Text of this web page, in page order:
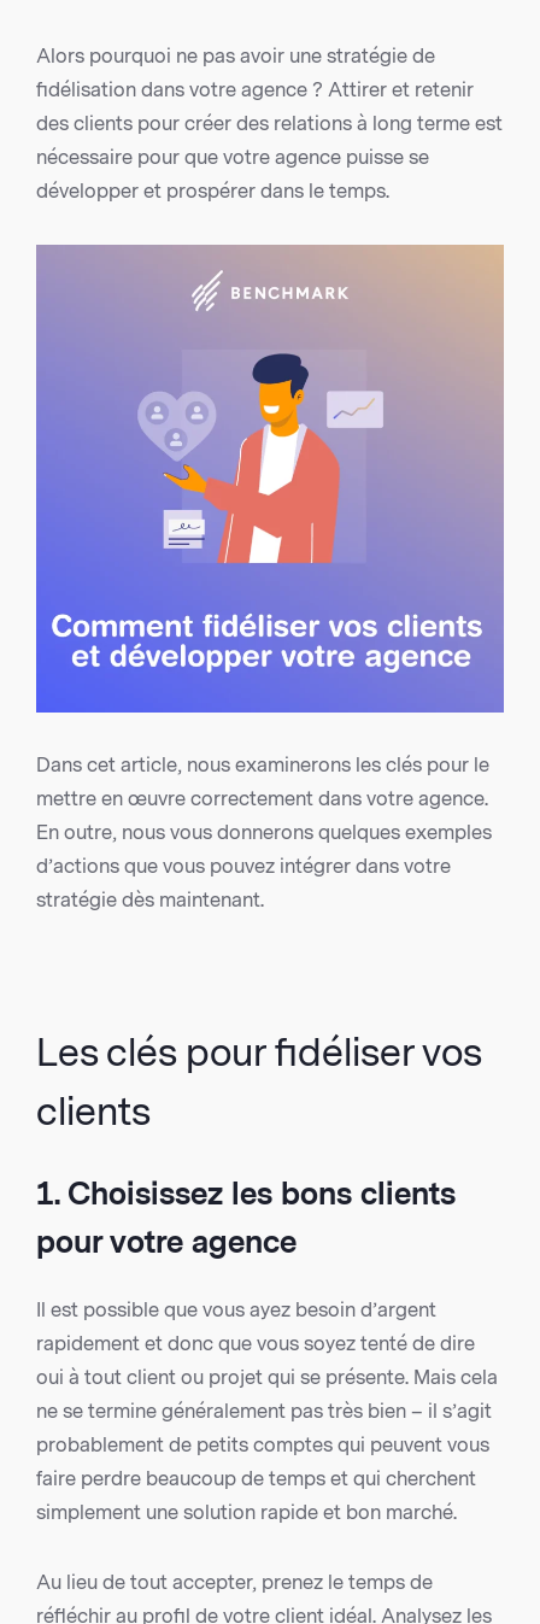
Alors pourquoi ne pas avoir une stratégie de
fidélisation dans votre agence ? Attirer et retenir
des clients pour créer des relations à long terme est
nécessaire pour que votre agence puisse se
développer et prospérer dans le temps.
Dans cet article, nous examinerons les clés pour le
mettre en œuvre correctement dans votre agence.
En outre, nous vous donnerons quelques exemples
d’actions que vous pouvez intégrer dans votre
stratégie dès maintenant.
Les clés pour fidéliser vos
clients
1. Choisissez les bons clients
pour votre agence
Il est possible que vous ayez besoin d’argent
rapidement et donc que vous soyez tenté de dire
oui à tout client ou projet qui se présente. Mais cela
ne se termine généralement pas très bien – il s’agit
probablement de petits comptes qui peuvent vous
faire perdre beaucoup de temps et qui cherchent
simplement une solution rapide et bon marché.
Au lieu de tout accepter, prenez le temps de
réfléchir au profil de votre client idéal. Analysez les